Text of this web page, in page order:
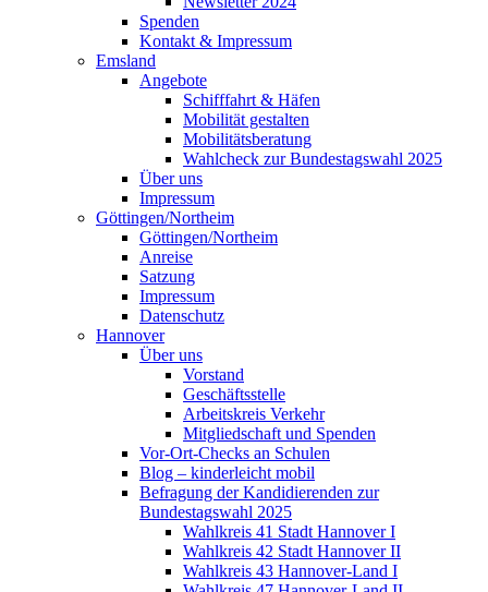
Spenden
Kontakt & Impressum
Emsland
Angebote
Schifffahrt & Häfen
Mobilität gestalten
Mobilitätsberatung
Wahlcheck zur Bundestagswahl 2025
Über uns
Impressum
Göttingen/Northeim
Göttingen/Northeim
Anreise
Satzung
Impressum
Datenschutz
Hannover
Über uns
Vorstand
Geschäftsstelle
Arbeitskreis Verkehr
Mitgliedschaft und Spenden
Vor-Ort-Checks an Schulen
Blog – kinderleicht mobil
Befragung der Kandidierenden zur
Bundestagswahl 2025
Wahlkreis 41 Stadt Hannover I
Wahlkreis 42 Stadt Hannover II
Wahlkreis 43 Hannover-Land I